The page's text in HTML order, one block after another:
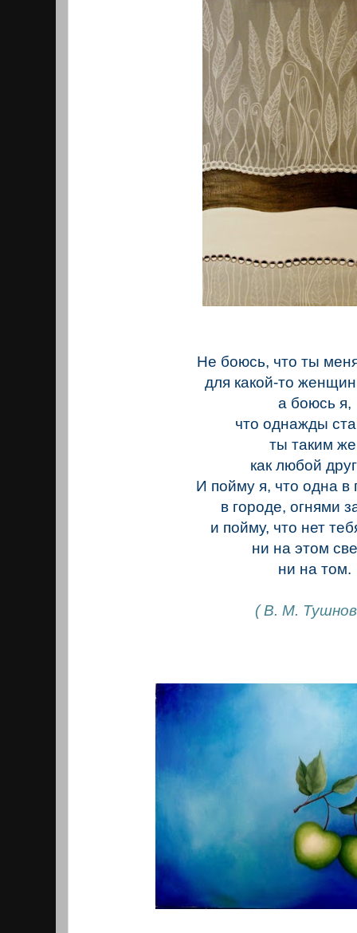
Не боюсь, что ты
для какой-то
а боюсь я,
что однажды
ты таким
как любой
И пойму я, что одна
в городе, огнями
и пойму, что нет
ни на этом
ни на том.
( В. М.